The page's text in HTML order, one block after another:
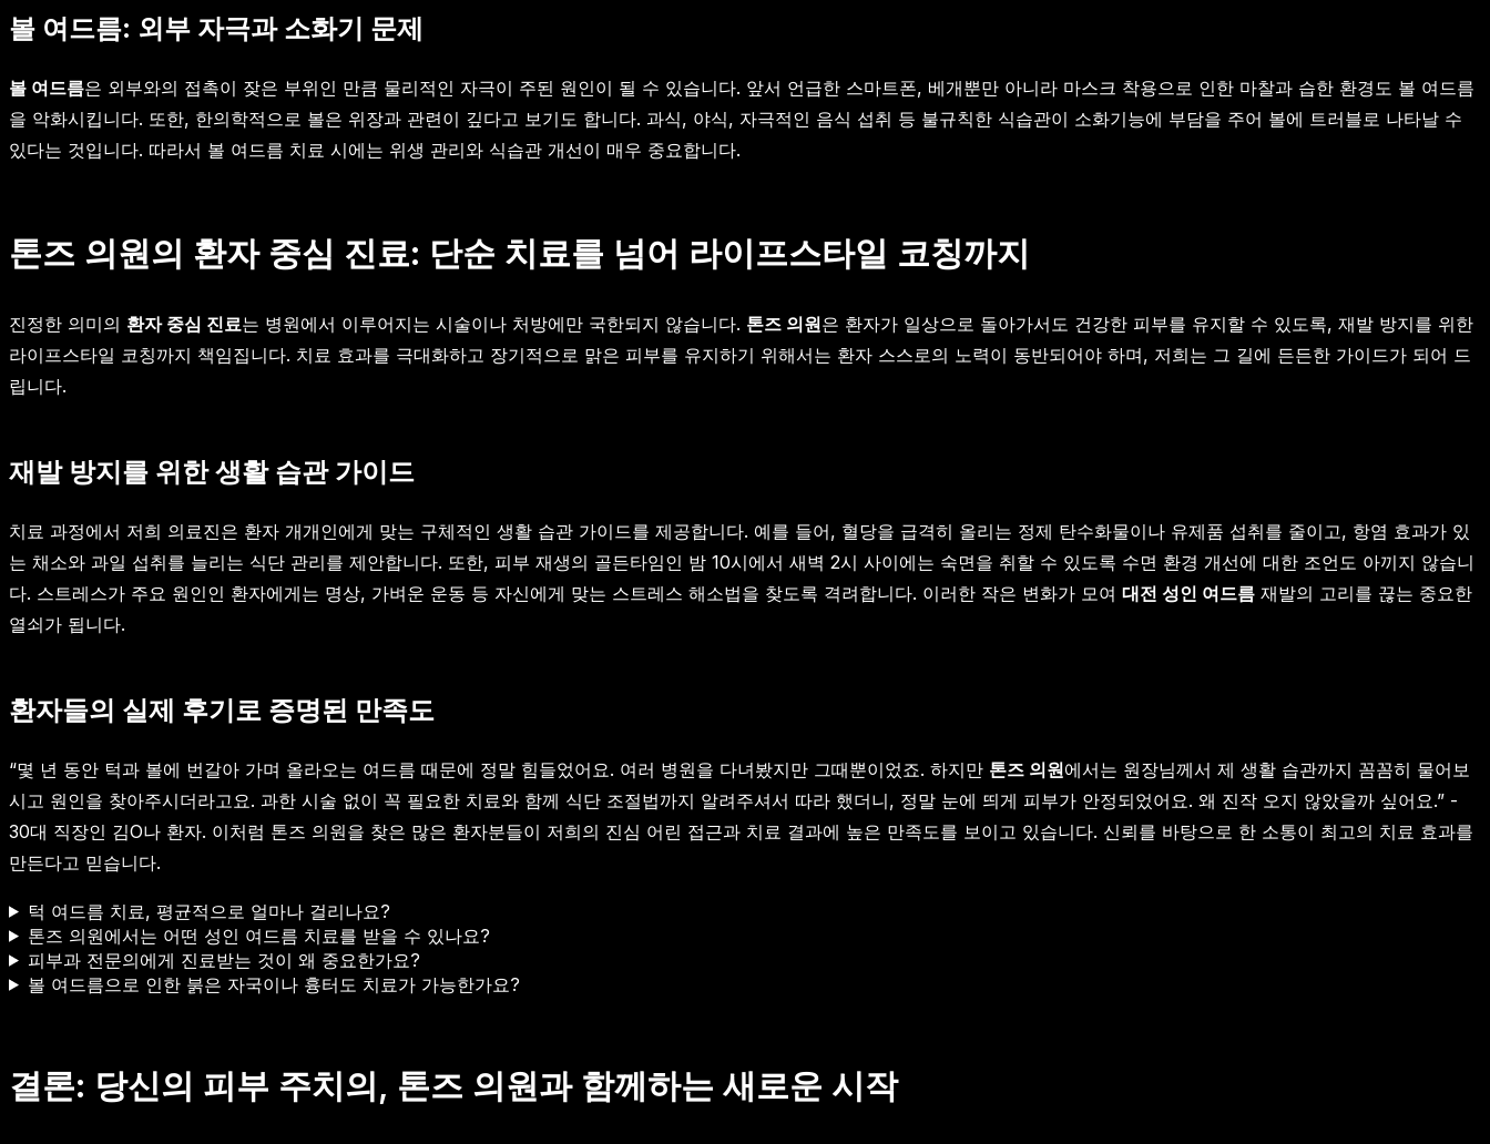
볼 여드름: 외부 자극과 소화기 문제
볼 여드름은 외부와의 접촉이 잦은 부위인 만큼 물리적인 자극이 주된 원인이 될 수 있습니다. 앞서 언급한 스마트폰, 베개뿐만 아니라 마스크 착용으로 인한 마찰과 습한 환경도 볼 여드름
을 악화시킵니다. 또한, 한의학적으로 볼은 위장과 관련이 깊다고 보기도 합니다. 과식, 야식, 자극적인 음식 섭취 등 불규칙한 식습관이 소화기능에 부담을 주어 볼에 트러블로 나타날 수
있다는 것입니다. 따라서 볼 여드름 치료 시에는 위생 관리와 식습관 개선이 매우 중요합니다.
톤즈 의원의 환자 중심 진료: 단순 치료를 넘어 라이프스타일 코칭까지
진정한 의미의 환자 중심 진료는 병원에서 이루어지는 시술이나 처방에만 국한되지 않습니다. 톤즈 의원은 환자가 일상으로 돌아가서도 건강한 피부를 유지할 수 있도록, 재발 방지를 위한
라이프스타일 코칭까지 책임집니다. 치료 효과를 극대화하고 장기적으로 맑은 피부를 유지하기 위해서는 환자 스스로의 노력이 동반되어야 하며, 저희는 그 길에 든든한 가이드가 되어 드
립니다.
재발 방지를 위한 생활 습관 가이드
치료 과정에서 저희 의료진은 환자 개개인에게 맞는 구체적인 생활 습관 가이드를 제공합니다. 예를 들어, 혈당을 급격히 올리는 정제 탄수화물이나 유제품 섭취를 줄이고, 항염 효과가 있
는 채소와 과일 섭취를 늘리는 식단 관리를 제안합니다. 또한, 피부 재생의 골든타임인 밤 10시에서 새벽 2시 사이에는 숙면을 취할 수 있도록 수면 환경 개선에 대한 조언도 아끼지 않습니
다. 스트레스가 주요 원인인 환자에게는 명상, 가벼운 운동 등 자신에게 맞는 스트레스 해소법을 찾도록 격려합니다. 이러한 작은 변화가 모여 대전 성인 여드름 재발의 고리를 끊는 중요한
열쇠가 됩니다.
환자들의 실제 후기로 증명된 만족도
“몇 년 동안 턱과 볼에 번갈아 가며 올라오는 여드름 때문에 정말 힘들었어요. 여러 병원을 다녀봤지만 그때뿐이었죠. 하지만 톤즈 의원에서는 원장님께서 제 생활 습관까지 꼼꼼히 물어보
시고 원인을 찾아주시더라고요. 과한 시술 없이 꼭 필요한 치료와 함께 식단 조절법까지 알려주셔서 따라 했더니, 정말 눈에 띄게 피부가 안정되었어요. 왜 진작 오지 않았을까 싶어요.” -
30대 직장인 김O나 환자. 이처럼 톤즈 의원을 찾은 많은 환자분들이 저희의 진심 어린 접근과 치료 결과에 높은 만족도를 보이고 있습니다. 신뢰를 바탕으로 한 소통이 최고의 치료 효과를
만든다고 믿습니다.
턱 여드름 치료, 평균적으로 얼마나 걸리나요?
톤즈 의원에서는 어떤 성인 여드름 치료를 받을 수 있나요?
피부과 전문의에게 진료받는 것이 왜 중요한가요?
볼 여드름으로 인한 붉은 자국이나 흉터도 치료가 가능한가요?
결론: 당신의 피부 주치의, 톤즈 의원과 함께하는 새로운 시작